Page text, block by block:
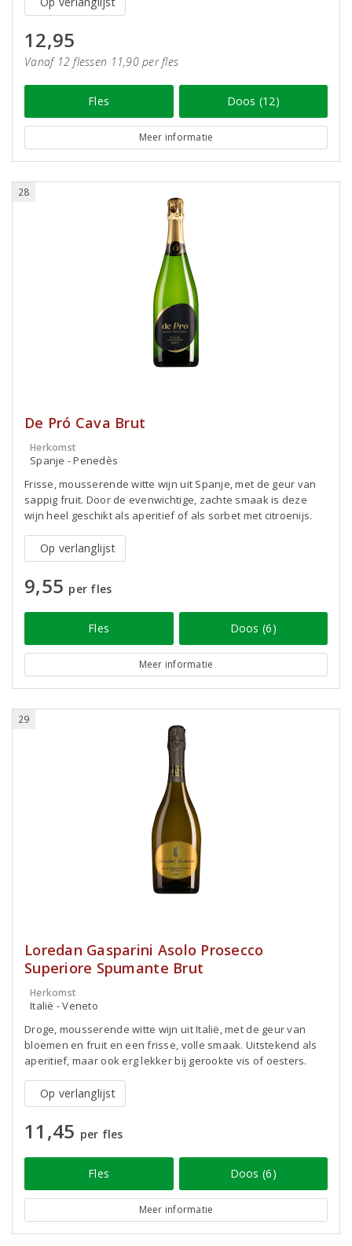
12,95
Vanaf 12 flessen 11,90 per fles
Fles Doos (12)
Meer informatie
28
De Pró Cava Brut
Herkomst
Spanje - Penedès
Frisse, mousserende witte wijn uit Spanje, met de geur van
sappig fruit. Door de evenwichtige, zachte smaak is deze
wijn heel geschikt als aperitief of als sorbet met citroenijs.
Op verlanglijst
9,55 per fles
Fles Doos (6)
Meer informatie
29
Loredan Gasparini Asolo Prosecco
Superiore Spumante Brut
Herkomst
Italië - Veneto
Droge, mousserende witte wijn uit Italië, met de geur van
bloemen en fruit en een frisse, volle smaak. Uitstekend als
aperitief, maar ook erg lekker bij gerookte vis of oesters.
Op verlanglijst
11,45 per fles
Fles Doos (6)
Meer informatie